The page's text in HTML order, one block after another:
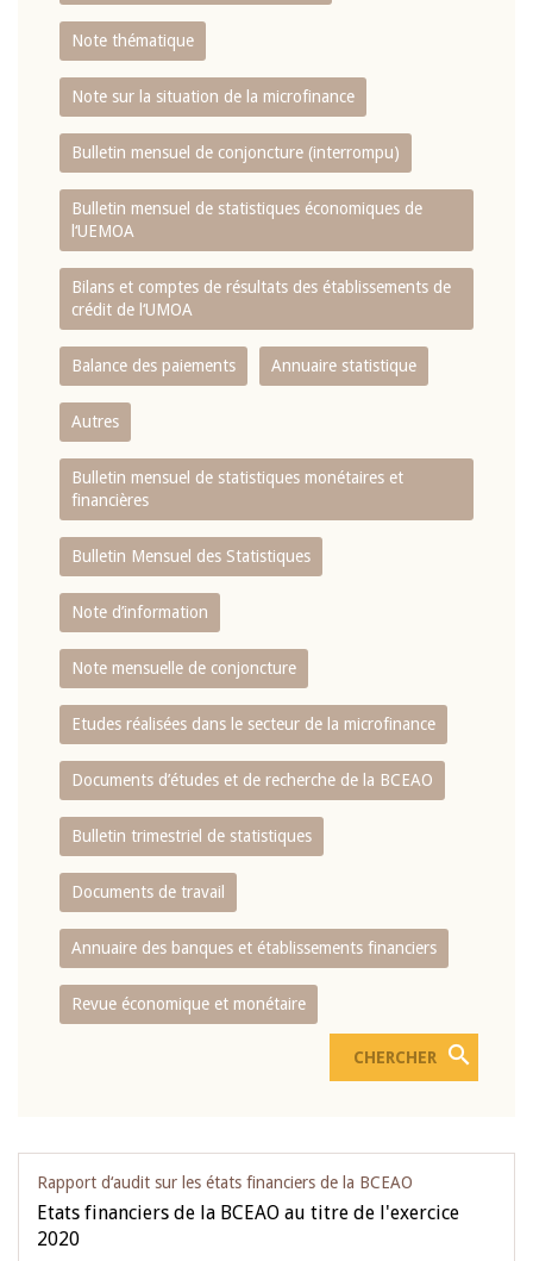
Note thématique
Note sur la situation de la microfinance
Bulletin mensuel de conjoncture (interrompu)
Bulletin mensuel de statistiques économiques de
l‘UEMOA
Bilans et comptes de résultats des établissements de
crédit de l‘UMOA
Balance des paiements Annuaire statistique
Autres
Bulletin mensuel de statistiques monétaires et
financières
Bulletin Mensuel des Statistiques
Note d’information
Note mensuelle de conjoncture
Etudes réalisées dans le secteur de la microfinance
Documents d’études et de recherche de la BCEAO
Bulletin trimestriel de statistiques
Documents de travail
Annuaire des banques et établissements financiers
Revue économique et monétaire
Rapport d‘audit sur les états financiers de la BCEAO
Etats financiers de la BCEAO au titre de l'exercice
2020